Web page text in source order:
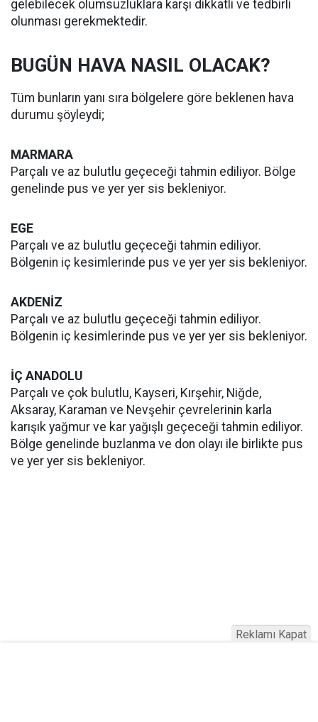
gelebilecek olumsuzluklara karşı dikkatli ve tedbirli
olunması gerekmektedir.
BUGÜN HAVA NASIL OLACAK?
Tüm bunların yanı sıra bölgelere göre beklenen hava
durumu şöyleydi;
MARMARA
Parçalı ve az bulutlu geçeceği tahmin ediliyor. Bölge
genelinde pus ve yer yer sis bekleniyor.
EGE
Parçalı ve az bulutlu geçeceği tahmin ediliyor.
Bölgenin iç kesimlerinde pus ve yer yer sis bekleniyor.
AKDENİZ
Parçalı ve az bulutlu geçeceği tahmin ediliyor.
Bölgenin iç kesimlerinde pus ve yer yer sis bekleniyor.
İÇ ANADOLU
Parçalı ve çok bulutlu, Kayseri, Kırşehir, Niğde,
Aksaray, Karaman ve Nevşehir çevrelerinin karla
karışık yağmur ve kar yağışlı geçeceği tahmin ediliyor.
Bölge genelinde buzlanma ve don olayı ile birlikte pus
ve yer yer sis bekleniyor.
Reklamı Kapat